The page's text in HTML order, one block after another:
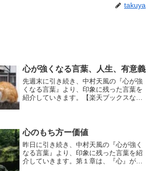
takuya
心が強くなる言葉、人生、有意義
先週末に引き続き、中村天風の『心が強
くなる言葉』より、印象に残った言葉を
紹介していきます。【楽天ブックスなら
ん。不運な人、体の弱い人...
心のもち方ー価値
昨日に引き続き、中村天風の『心が強く
なる言葉』より、印象に残った言葉を紹
介していきます。第１章は、『心』がテ